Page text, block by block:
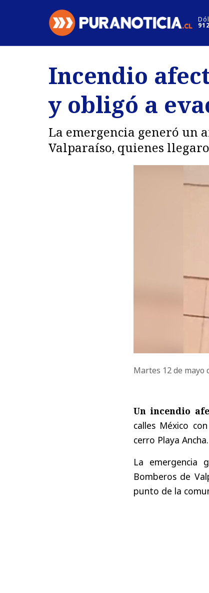
Regiones
Deportes Motores
Incendio
y obligó a
La emergencia generó un
Valparaíso, quienes
Martes 12 de mayo
Un incendio
calles México
cerro Playa Ancha.
La emergencia
Bomberos de
punto de la